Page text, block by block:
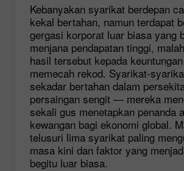
Kebanyakan syarikat berdepan
kekal bertahan, namun terdapat
gergasi korporat luar biasa yang
menjana pendapatan tinggi,
hasil tersebut kepada
memecah rekod. Syarikat-
sekadar bertahan dalam
persaingan sengit — mereka
sekali gus menetapkan penanda
kewangan bagi ekonomi global.
telusuri lima syarikat paling
masa kini dan faktor yang
begitu luar biasa.